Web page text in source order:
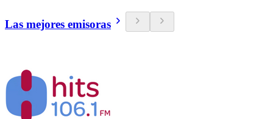
Las mejores emisoras